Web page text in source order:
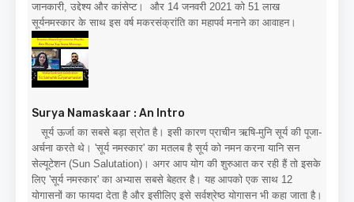
जानकारी, उद्देश्य और कांसेप्ट। और 14 जनवरी 2021 को 51 लाख
सूर्यनमस्कार के साथ इस वर्ष मकरसंक्रांति का महापर्व मनाने का आवाहन।
Surya Namaskaar : An Intro
सूर्य ऊर्जा का सबसे बड़ा स्रोत है। इसी कारण प्राचीन ऋषि-मुनि सूर्य की पूजा-
अर्चना करते थे। 'सूर्य नमस्कार' का मतलब है सूर्य को नमन करना यानि सन
सेल्यूटेशन (Sun Salutation)। अगर आप योग की शुरुआत कर रही हैं तो इसके
लिए 'सूर्य नमस्कार' का अभ्यास सबसे बेहतर है। यह आपको एक साथ 12
योगासनों का फायदा देता है और इसीलिए इसे सर्वश्रेष्ठ योगासन भी कहा जाता है।